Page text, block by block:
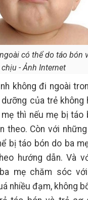
có thể do táo bón
chịu - Ảnh Internet
không đi ngoài
của trẻ không
thì nếu mẹ bị táo
theo. Còn với
bị táo bón do ba
hướng dẫn. Và
mẹ chăm sóc
nhiều đạm, không